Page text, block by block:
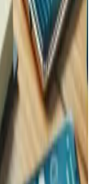
et de stocks en
vous !
Maintenant